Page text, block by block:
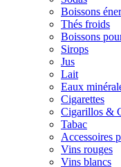
Boissons
Thés froids
Boissons
Sirops
Jus
Lait
Eaux
Cigarettes
Cigarillos &
Tabac
Accessoires
Vins rouges
Vins blancs